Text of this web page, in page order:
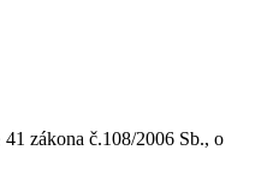
zákona č.108/2006 Sb., o